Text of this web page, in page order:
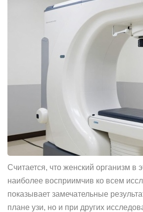
Считается, что женский организм в
наиболее восприимчив ко всем
показывает замечательные
плане узи, но и при других